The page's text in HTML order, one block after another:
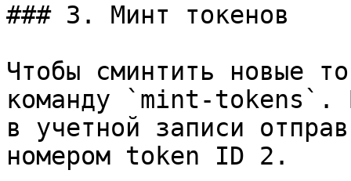
### 3. Минт токенов
Чтобы сминтить новые
команду `mint-tokens`.
в учетной записи
номером token ID 2.